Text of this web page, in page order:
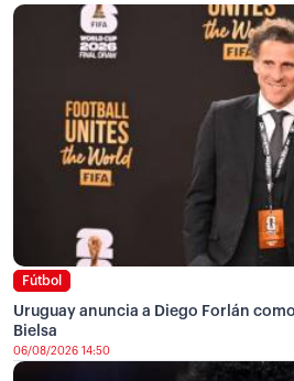
Fútbol
Uruguay anuncia a Diego Forlán
Bielsa
06/08/2026 14:50